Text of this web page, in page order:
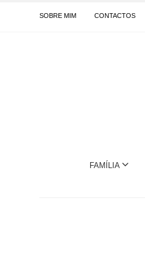
SOBRE MIM CONTACTOS
FAMÍLIA